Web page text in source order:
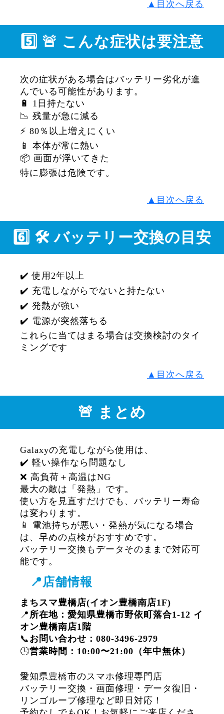
▲目次へ戻る
5️⃣ 🚨 こんな症状は要注意
次の症状がある場合はバッテリー劣化が進
んでいる可能性があります。
🔋 1日持たない
📉 残量が急に減る
⚡ 80％以上増えにくい
📱 本体が常に熱い
📦 画面が浮いてきた
特に膨張は危険です。
▲目次へ戻る
6️⃣ 🛠 バッテリー交換の目安
✔️ 使用2年以上
✔️ 充電しながらでないと持たない
✔️ 発熱が強い
✔️ 電源が突然落ちる
これらに当てはまる場合は交換検討のタイ
ミングです
▲目次へ戻る
🚨 まとめ
Galaxyの充電しながら使用は、
✔️ 軽い操作なら問題なし
❌ 高負荷＋高温はNG
最大の敵は「発熱」です。
使い方を見直すだけでも、バッテリー寿命
は変わります。
📱 電池持ちが悪い・発熱が気になる場合
は、早めの点検がおすすめです。
バッテリー交換もデータそのままで対応可
能です。
📍店舗情報
まちスマ豊橋店(イオン豊橋南店1F)
📍 所在地：愛知県豊橋市野依町落合1-12 イ
オン豊橋南店1階
📞 お問い合わせ：080-3496-2979
🕒営業時間：10:00〜21:00（年中無休）
愛知県豊橋市のスマホ修理専門店
バッテリー交換・画面修理・データ復旧・
リンゴループ修理など即日対応！